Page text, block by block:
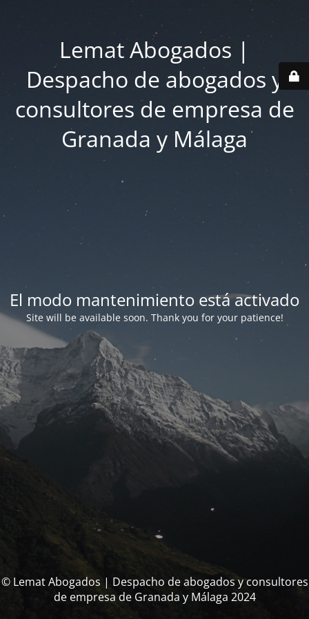
Lemat Abogados |
Despacho de abogados y
consultores de empresa de
Granada y Málaga
El modo mantenimiento está activado
Site will be available soon. Thank you for your patience!
© Lemat Abogados | Despacho de abogados y consultores
de empresa de Granada y Málaga 2024